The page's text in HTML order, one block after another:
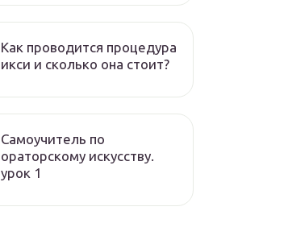
Как проводится процедура
икси и сколько она стоит?
Самоучитель по
ораторскому искусству.
урок 1